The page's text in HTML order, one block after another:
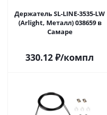
Держатель SL-LINE-3535-LW
(Arlight, Металл) 038659 в
Самаре
330.12 ₽/компл